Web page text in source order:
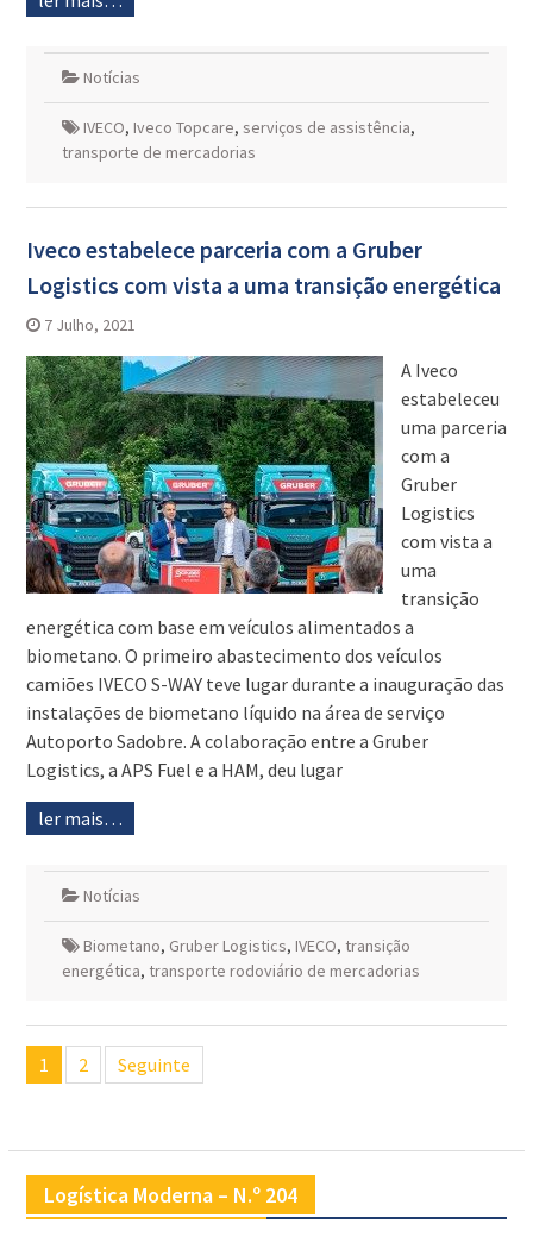
Notícias
IVECO, Iveco Topcare, serviços de assistência,
transporte de mercadorias
Iveco estabelece parceria com a Gruber
Logistics com vista a uma transição energética
7 Julho, 2021
A Iveco
estabeleceu
uma parceria
com a
Gruber
Logistics
com vista a
uma
transição
energética com base em veículos alimentados a
biometano. O primeiro abastecimento dos veículos
camiões IVECO S-WAY teve lugar durante a inauguração das
instalações de biometano líquido na área de serviço
Autoporto Sadobre. A colaboração entre a Gruber
Logistics, a APS Fuel e a HAM, deu lugar
ler mais…
Notícias
Biometano, Gruber Logistics, IVECO, transição
energética, transporte rodoviário de mercadorias
Navegação
de
1 2 Seguinte
Logística Moderna – N.º 204